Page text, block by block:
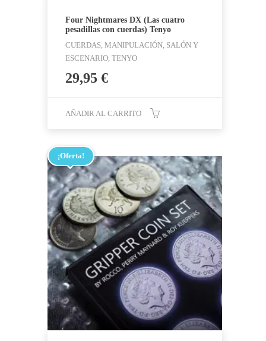
Four Nightmares DX (Las cuatro
pesadillas con cuerdas) Tenyo
CUERDAS, MANIPULACIÓN, SALÓN Y
ESCENARIO, TENYO
29,95 €
AÑADIR AL CARRITO
¡Oferta!